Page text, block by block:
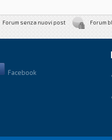
Forum senza nuovi post Forum
Facebook